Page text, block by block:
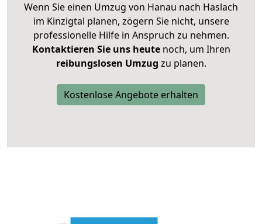
Wenn Sie einen Umzug von Hanau nach Haslach
im Kinzigtal planen, zögern Sie nicht, unsere
professionelle Hilfe in Anspruch zu nehmen.
Kontaktieren Sie uns heutenoch, um Ihren
reibungslosen Umzug zu planen.
Kostenlose Angebote erhalten